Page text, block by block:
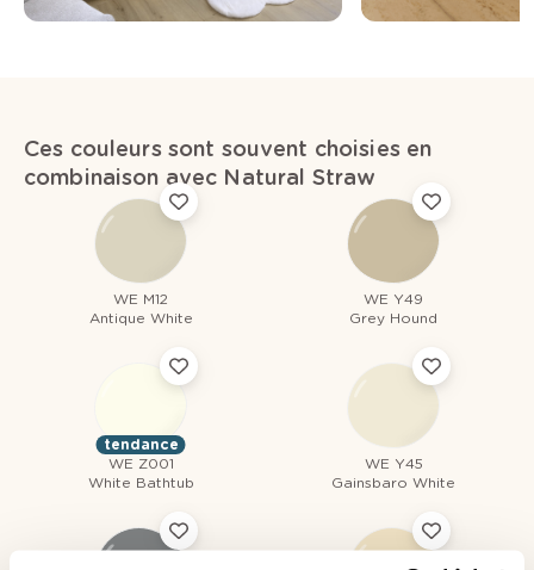
Ces couleurs sont souvent choisies en
combinaison avec Natural Straw
WE M12
Antique White
WE Y49
Grey Hound
tendance
WE Z001
White Bathtub
WE Y45
Gainsbaro White